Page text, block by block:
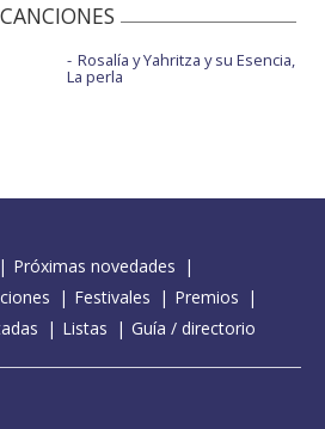
CANCIONES
Rosalía y Yahritza y su Esencia,
La perla
Próximas novedades
Festivales
Premios
Listas Guía / directorio